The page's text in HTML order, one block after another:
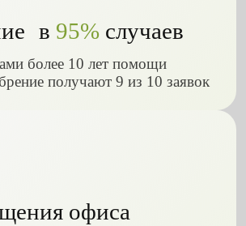
в 95%случаев
более 10 лет помощи
получают 9 из 10 заявок
офиса